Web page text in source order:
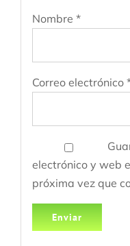
Nombre *
Correo electrónico
electrónico y web
próxima vez que